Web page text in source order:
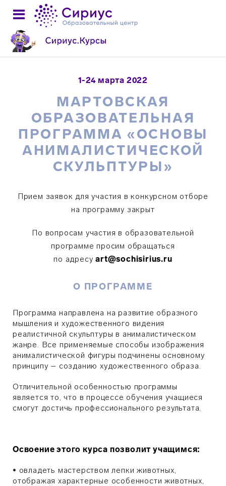
1-24 марта 2022
МАРТОВСКАЯ
ОБРАЗОВАТЕЛЬНАЯ
ПРОГРАММА «ОСНОВЫ
АНИМАЛИСТИЧЕСКОЙ
СКУЛЬПТУРЫ»
Прием заявок для участия в конкурсном отборе
на программу закрыт
По вопросам участия в образовательной
программе просим обращаться
по адресуart@sochisirius.ru
О ПРОГРАММЕ
Программа направлена на развитие образного
мышления и художественного видения
реалистичной скульптуры в анималистическом
жанре. Все применяемые способы изображения
анималистической фигуры подчинены основному
принципу – созданию художественного образа.
Отличительной особенностью программы
является то, что в процессе обучения учащиеся
смогут достичь профессионального результата.
Освоение этого курса позволит учащимся:
• овладеть мастерством лепки животных,
отображая характерные особенности животных,